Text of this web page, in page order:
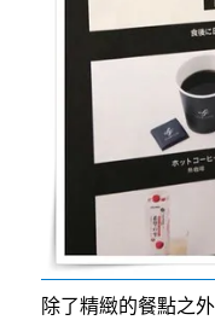
除了精緻的餐點之